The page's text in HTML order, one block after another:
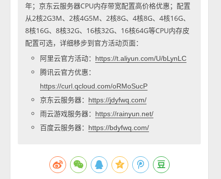
年；京东云服务器CPU内存带宽配置高价格优惠；配置
从2核2G3M、2核4G5M、2核8G、4核8G、4核16G、
8核16G、8核32G、16核32G、16核64G等CPU内存皮
配置可选，详细移步到官方活动页面：
阿里云官方活动：
https://t.aliyun.com/U/bLynLC
腾讯云官方优惠：
https://curl.qcloud.com/oRMoSucP
京东云服务器： https://jdyfwq.com/
雨云游戏服务器： https://rainyun.net/
百度云服务器： https://bdyfwq.com/